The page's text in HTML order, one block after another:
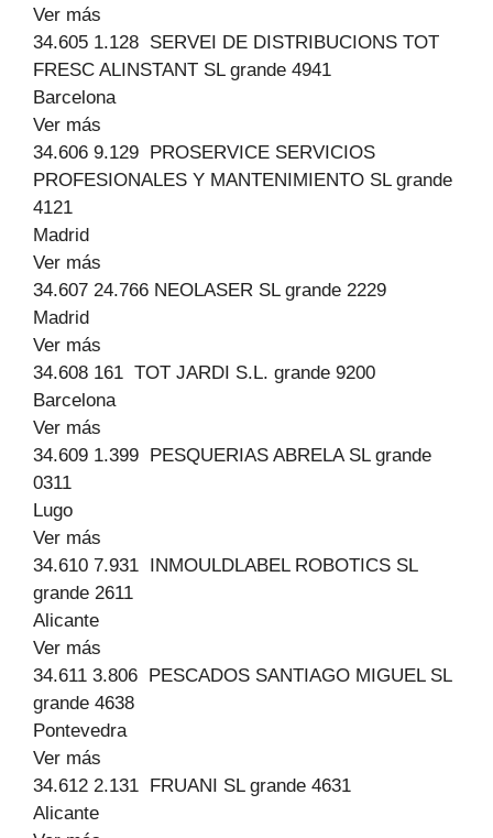
Ver más
34.605 1.128 SERVEI DE DISTRIBUCIONS TOT
FRESC ALINSTANT SL grande 4941
Barcelona
Ver más
34.606 9.129 PROSERVICE SERVICIOS
PROFESIONALES Y MANTENIMIENTO SL grande
4121
Madrid
Ver más
34.607 24.766 NEOLASER SL grande 2229
Madrid
Ver más
34.608 161 TOT JARDI S.L. grande 9200
Barcelona
Ver más
34.609 1.399 PESQUERIAS ABRELA SL grande
0311
Lugo
Ver más
34.610 7.931 INMOULDLABEL ROBOTICS SL
grande 2611
Alicante
Ver más
34.611 3.806 PESCADOS SANTIAGO MIGUEL SL
grande 4638
Pontevedra
Ver más
34.612 2.131 FRUANI SL grande 4631
Alicante